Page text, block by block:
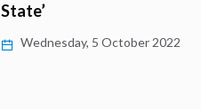
State’
Wednesday, 5 October 2022